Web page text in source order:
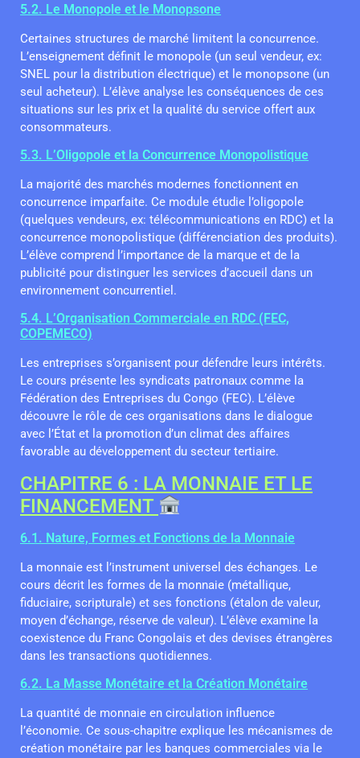
5.2. Le Monopole et le Monopsone
Certaines structures de marché limitent la concurrence.
L’enseignement définit le monopole (un seul vendeur, ex:
SNEL pour la distribution électrique) et le monopsone (un
seul acheteur). L’élève analyse les conséquences de ces
situations sur les prix et la qualité du service offert aux
consommateurs.
5.3. L’Oligopole et la Concurrence Monopolistique
La majorité des marchés modernes fonctionnent en
concurrence imparfaite. Ce module étudie l’oligopole
(quelques vendeurs, ex: télécommunications en RDC) et la
concurrence monopolistique (différenciation des produits).
L’élève comprend l’importance de la marque et de la
publicité pour distinguer les services d’accueil dans un
environnement concurrentiel.
5.4. L’Organisation Commerciale en RDC (FEC,
COPEMECO)
Les entreprises s’organisent pour défendre leurs intérêts.
Le cours présente les syndicats patronaux comme la
Fédération des Entreprises du Congo (FEC). L’élève
découvre le rôle de ces organisations dans le dialogue
avec l’État et la promotion d’un climat des affaires
favorable au développement du secteur tertiaire.
CHAPITRE 6 : LA MONNAIE ET LE
FINANCEMENT
6.1. Nature, Formes et Fonctions de la Monnaie
La monnaie est l’instrument universel des échanges. Le
cours décrit les formes de la monnaie (métallique,
fiduciaire, scripturale) et ses fonctions (étalon de valeur,
moyen d’échange, réserve de valeur). L’élève examine la
coexistence du Franc Congolais et des devises étrangères
dans les transactions quotidiennes.
6.2. La Masse Monétaire et la Création Monétaire
La quantité de monnaie en circulation influence
l’économie. Ce sous-chapitre explique les mécanismes de
création monétaire par les banques commerciales via le